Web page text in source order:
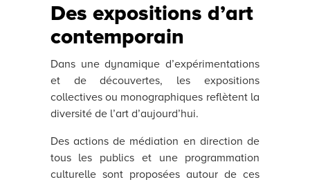
Des expositions d’art
contemporain
Dans une dynamique d’expérimentations
et de découvertes, les expositions
collectives ou monographiques reflètent la
diversité de l’art d’aujourd’hui.
Des actions de médiation en direction de
tous les publics et une programmation
culturelle sont proposées autour de ces